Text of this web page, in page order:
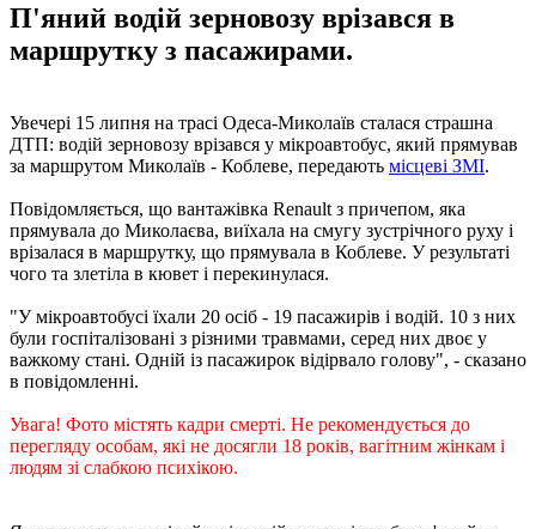
П'яний водій зерновозу врізався в
маршрутку з пасажирами.
Увечері 15 липня на трасі Одеса-Миколаїв сталася страшна
ДТП: водій зерновозу врізався у мікроавтобус, який прямував
за маршрутом Миколаїв - Коблеве, передають місцеві ЗМІ.
Повідомляється, що вантажівка Renault з причепом, яка
прямувала до Миколаєва, виїхала на смугу зустрічного руху і
врізалася в маршрутку, що прямувала в Коблеве. У результаті
чого та злетіла в кювет і перекинулася.
"У мікроавтобусі їхали 20 осіб - 19 пасажирів і водій. 10 з них
були госпіталізовані з різними травмами, серед них двоє у
важкому стані. Одній із пасажирок відірвало голову", - сказано
в повідомленні.
Увага! Фото містять кадри смерті. Не рекомендується до
перегляду особам, які не досягли 18 років, вагітним жінкам і
людям зі слабкою психікою.